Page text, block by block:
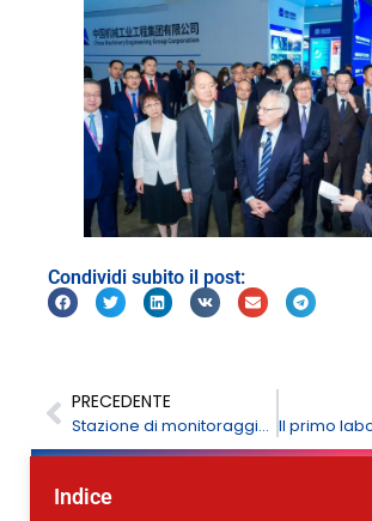
Condividi subito il post:
PRECEDENTE
Stazione di monitoraggio della qualità dell'aria: Soluzioni per il monitoraggio ambientale
Indice